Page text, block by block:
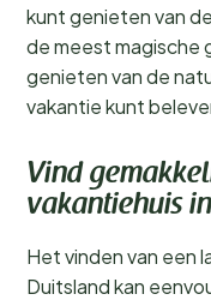
kunt genieten van
de meest magische
genieten van de
vakantie kunt
Vind
vakantiehuis
Het vinden van een
Duitsland kan